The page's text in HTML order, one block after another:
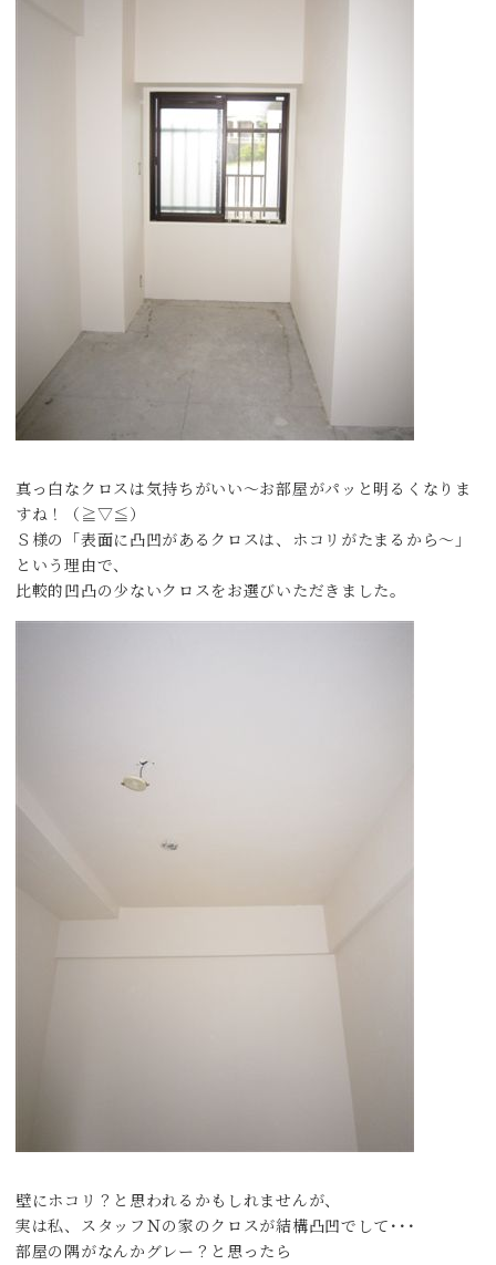
真っ白なクロスは気持ちがいい〜お部屋がパッと明るくなりま
すね！（≧▽≦）
Ｓ様の「表面に凸凹があるクロスは、ホコリがたまるから〜」
という理由で、
比較的凹凸の少ないクロスをお選びいただきました。
壁にホコリ？と思われるかもしれませんが、
実は私、スタッフＮの家のクロスが結構凸凹でして･･･
部屋の隅がなんかグレー？と思ったら